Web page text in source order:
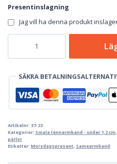
Presentinslagning
Jag vill ha denna produkt
mängd
SÄKRA
Artikelnr: 37-23
Kategorier: Smala tennarmband - under 1,2 cm
pärlor
Etiketter: Morsdagspresent Samearmband